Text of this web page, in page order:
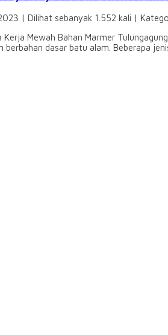
| Dilihat sebanyak 1.552 kali |
Kerja Mewah Bahan Marmer
berbahan dasar batu alam. Beberapa